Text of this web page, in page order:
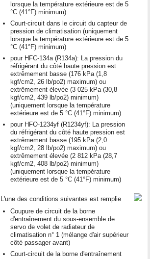
lorsque la température extérieure est de 5
°C (41°F) minimum)
Court-circuit dans le circuit du capteur de
pression de climatisation (uniquement
lorsque la température extérieure est de 5
°C (41°F) minimum)
pour HFC-134a (R134a): La pression du
réfrigérant du côté haute pression est
extrêmement basse (176 kPa (1,8
kgf/cm2, 26 lb/po2) maximum) ou
extrêmement élevée (3 025 kPa (30,8
kgf/cm2, 439 lb/po2) minimum)
(uniquement lorsque la température
extérieure est de 5 °C (41°F) minimum)
pour HFO-1234yf (R1234yf): La pression
du réfrigérant du côté haute pression est
extrêmement basse (195 kPa (2,0
kgf/cm2, 28 lb/po2) maximum) ou
extrêmement élevée (2 812 kPa (28,7
kgf/cm2, 408 lb/po2) minimum)
(uniquement lorsque la température
extérieure est de 5 °C (41°F) minimum)
L'une des conditions suivantes est remplie
Coupure de circuit de la borne
d'entraînement du sous-ensemble de
servo de volet de radiateur de
climatisation n° 1 (mélange d'air supérieur
côté passager avant)
Court-circuit de la borne d'entraînement